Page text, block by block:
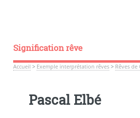
Signification rêve
Accueil > Exemple interprétation rêves> Rêves de
Pascal Elbé